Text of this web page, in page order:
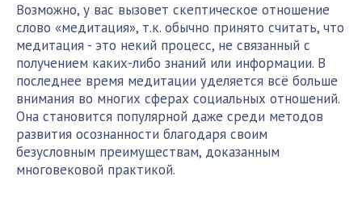
Возможно, у вас вызовет скептическое отношение
слово «медитация», т.к. обычно принято считать, что
медитация - это некий процесс, не связанный с
получением каких-либо знаний или информации. В
последнее время медитации уделяется всё больше
внимания во многих сферах социальных отношений.
Она становится популярной даже среди методов
развития осознанности благодаря своим
безусловным преимуществам, доказанным
многовековой практикой.